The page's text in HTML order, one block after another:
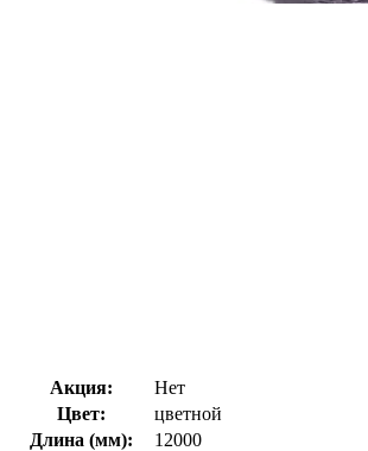
Акция:
Нет
Цвет:
цветной
Длина (мм):
12000